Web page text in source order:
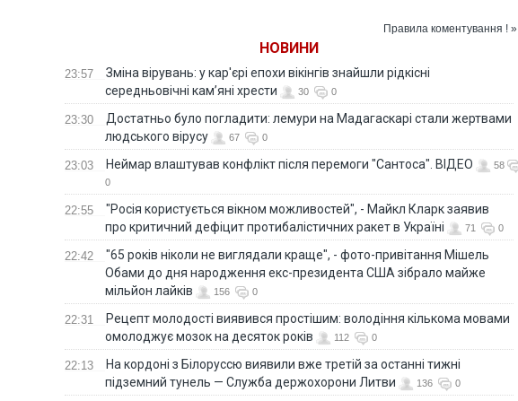
Правила коментування ! »
НОВИНИ
23:57
Зміна вірувань: у кар'єрі епохи вікінгів знайшли рідкісні
середньовічні кам’яні хрести
30 0
23:30
Достатньо було погладити: лемури на Мадагаскарі стали жертвами
людського вірусу
67 0
23:03 Неймар влаштував конфлікт після перемоги "Сантоса". ВІДЕО
58
0
22:55
"Росія користується вікном можливостей", - Майкл Кларк заявив
про критичний дефіцит протибалістичних ракет в Україні
71 0
22:42
"65 років ніколи не виглядали краще", - фото-привітання Мішель
Обами до дня народження екс-президента США зібрало майже
мільйон лайків
156 0
22:31
Рецепт молодості виявився простішим: володіння кількома мовами
омолоджує мозок на десяток років
112 0
22:13
На кордоні з Білоруссю виявили вже третій за останні тижні
підземний тунель — Служба держохорони Литви
136 0